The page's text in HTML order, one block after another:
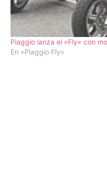
Piaggio lanza el «Fly» con
En «Piaggio Fly»